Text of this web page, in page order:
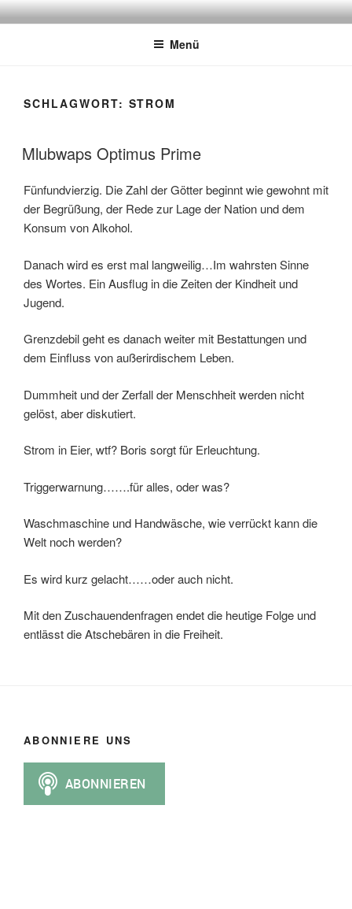
Zum
InhaltATSCHEBÄREBACH
Mit viel Spaß, Humor und Sarkasmus
Menü
SCHLAGWORT: STROM
Mlubwaps Optimus Prime
Fünfundvierzig. Die Zahl der Götter beginnt wie gewohnt mit
der Begrüßung, der Rede zur Lage der Nation und dem
Konsum von Alkohol.
Danach wird es erst mal langweilig…Im wahrsten Sinne
des Wortes. Ein Ausflug in die Zeiten der Kindheit und
Jugend.
Grenzdebil geht es danach weiter mit Bestattungen und
dem Einfluss von außerirdischem Leben.
Dummheit und der Zerfall der Menschheit werden nicht
gelöst, aber diskutiert.
Strom in Eier, wtf? Boris sorgt für Erleuchtung.
Triggerwarnung…….für alles, oder was?
Waschmaschine und Handwäsche, wie verrückt kann die
Welt noch werden?
Es wird kurz gelacht……oder auch nicht.
Mit den Zuschauendenfragen endet die heutige Folge und
entlässt die Atschebären in die Freiheit.
ABONNIERE UNS